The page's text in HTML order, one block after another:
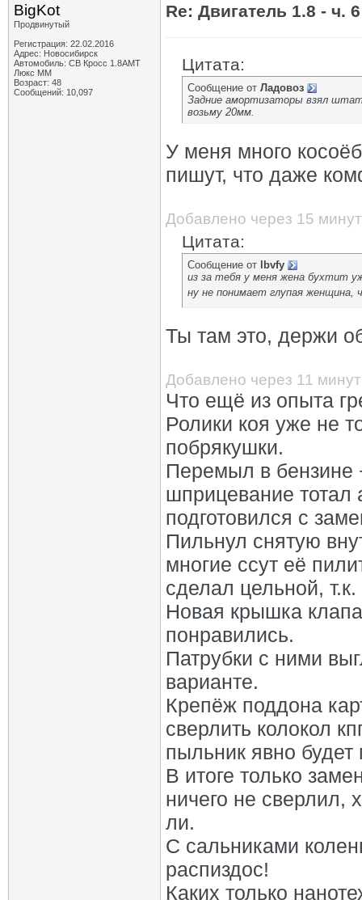
BigKot
Продвинутый
Регистрация: 22.02.2016
Адрес: Новосибирск
Автомобиль: СВ Кросс 1.8АМТ
Люкс ММ
Возраст: 48
Сообщений: 10,097
Re: Двигатель 1.8 - ч. 6
Цитата:
Сообщение от Ладовоз
Задние амортизаторы взял
возьму 20мм.
У меня много
пишут, что даже
Добавлено через 15 минут
Цитата:
Сообщение от
lbvfy
из за тебя у меня жена бухтит
ну не понимает глупая женщина,
Ты там это, держи
Добавлено через 11 минут
Что ещё из опыта
Ролики коя уже не
побрякушки.
Перемыл в бензине
шприцевание тотал
подготовился с
Пильнул снятую
многие ссут её
сделал цельной,
Новая крышка
понравились.
Патрубки с ними
варианте.
Крепёж поддона
сверлить колокол
пыльник явно
В итоге только
ничего не сверлил,
ли.
С сальниками
распиздос!
Каких только